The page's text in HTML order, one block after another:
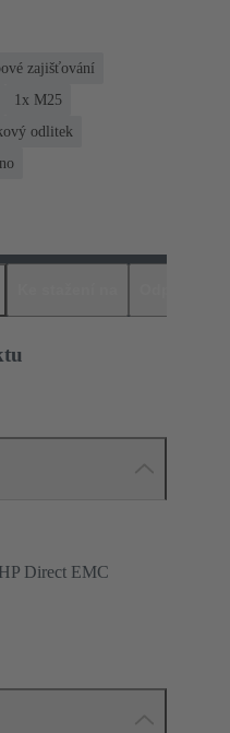
zajišťování
1x M25
odlitek
HP Direct EMC